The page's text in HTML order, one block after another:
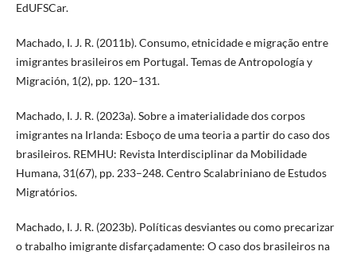
EdUFSCar.
Machado, I. J. R. (2011b). Consumo, etnicidade e migração entre
imigrantes brasileiros em Portugal. Temas de Antropología y
Migración, 1(2), pp. 120–131.
Machado, I. J. R. (2023a). Sobre a imaterialidade dos corpos
imigrantes na Irlanda: Esboço de uma teoria a partir do caso dos
brasileiros. REMHU: Revista Interdisciplinar da Mobilidade
Humana, 31(67), pp. 233–248. Centro Scalabriniano de Estudos
Migratórios.
Machado, I. J. R. (2023b). Políticas desviantes ou como precarizar
o trabalho imigrante disfarçadamente: O caso dos brasileiros na